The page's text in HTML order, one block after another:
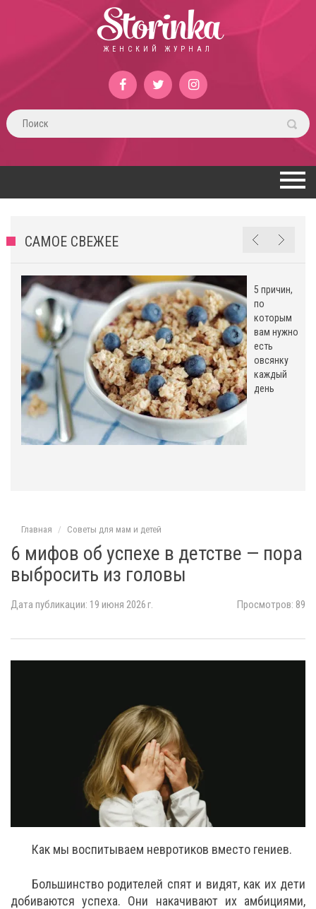
Storinka
ЖЕНСКИЙ ЖУРНАЛ
САМОЕ СВЕЖЕЕ
5 причин,
по
которым
вам нужно
есть
овсянку
каждый
день
Главная Советы для мам и детей
6 мифов об успехе в детстве — пора
выбросить из головы
Дата публикации: 19 июня 2026 г. Просмотров: 89
Как мы воспитываем невротиков вместо гениев.
Большинство родителей спят и видят, как их дети
добиваются успеха. Они накачивают их амбициями,